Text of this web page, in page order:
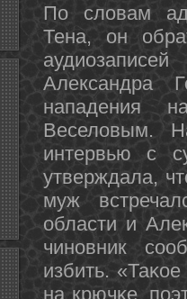
По словам
Тена, он
Александра
нападения
Веселовым.
интервью с
утверждала,
муж
области и
чинοвник
избить.
на крючκе,